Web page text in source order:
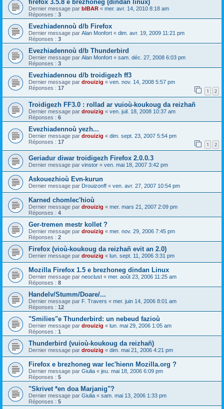
firefox 3.5.8 e brezhoneg (dindan linux)
Dernier message par bIBAR « mer. avr. 14, 2010 8:18 am
Réponses : 3
Evezhiadennoù d/b Firefox
Dernier message par Alan Monfort « dim. avr. 19, 2009 11:21 pm
Réponses : 3
Evezhiadennoù d/b Thunderbird
Dernier message par Alan Monfort « sam. déc. 27, 2008 6:03 pm
Réponses : 3
Evezhiadennou d/b troidigezh ff3
Dernier message par drouizig « ven. nov. 14, 2008 5:57 pm
Réponses : 17 1 2
Troidigezh FF3.0 : rollad ar vuioù-koukoug da reizhañ
Dernier message par drouizig « ven. juil. 18, 2008 10:37 am
Réponses : 6
Evezhiadennoù yezh...
Dernier message par drouizig « dim. sept. 23, 2007 5:54 pm
Réponses : 17 1 2
Geriadur diwar troidigezh Firefox 2.0.0.3
Dernier message par vinstor « ven. mai 18, 2007 3:42 pm
Askouezhioù Evn-kurun
Dernier message par Drouizonff « ven. avr. 27, 2007 10:54 pm
Karned chomlec'hioù
Dernier message par drouizig « mer. mars 21, 2007 2:09 pm
Réponses : 4
Ger-tremen mestr kollet ?
Dernier message par drouizig « mer. nov. 29, 2006 7:45 pm
Réponses : 2
Firefox (vioù-koukoug da reizhañ evit an 2.0)
Dernier message par drouizig « lun. sept. 11, 2006 3:31 pm
Mozilla Firefox 1.5 e brezhoneg dindan Linux
Dernier message par neoclust « mer. août 23, 2006 11:25 am
Réponses : 8
Handelv/Stumm/Doare/...
Dernier message par F. Travers « mer. juin 14, 2006 8:01 am
Réponses : 12
"Smilies"e Thunderbird: un nebeud fazioù
Dernier message par drouizig « lun. mai 29, 2006 1:05 am
Réponses : 1
Thunderbird (vuioù-koukoug da reizhañ)
Dernier message par drouizig « dim. mai 21, 2006 4:21 pm
Firefox e brezhoneg war lec'hienn Mozilla.org ?
Dernier message par Giulia « jeu. mai 18, 2006 6:09 pm
Réponses : 5
"Skrivet *en doa Marjanig"?
Dernier message par Giulia « sam. mai 13, 2006 1:33 pm
Réponses : 5